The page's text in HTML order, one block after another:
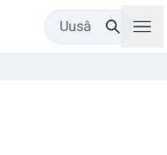
Uusâ